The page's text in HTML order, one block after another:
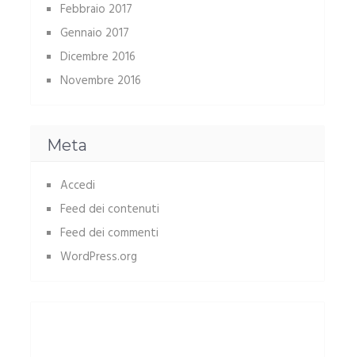
Febbraio 2017
Gennaio 2017
Dicembre 2016
Novembre 2016
Meta
Accedi
Feed dei contenuti
Feed dei commenti
WordPress.org